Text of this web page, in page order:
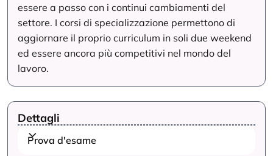
essere a passo con i continui cambiamenti del
settore. I corsi di specializzazione permettono di
aggiornare il proprio curriculum in soli due weekend
ed essere ancora più competitivi nel mondo del
lavoro.
Dettagli
Prova d'esame